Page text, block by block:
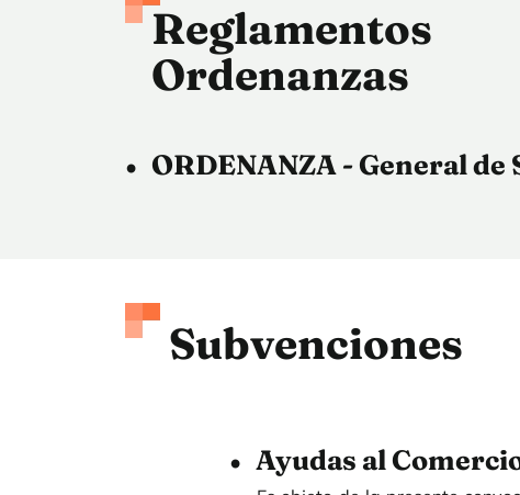
Ordenanzas
ORDENANZA - General de
Subvenciones
Ayudas al